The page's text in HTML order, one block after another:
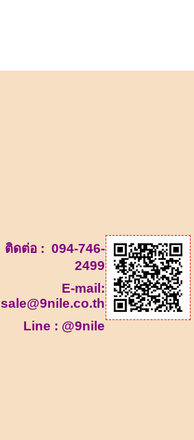
ติดต่อ : 094-746-
2499
E-mail:
sale@9nile.co.th
Line : @9nile